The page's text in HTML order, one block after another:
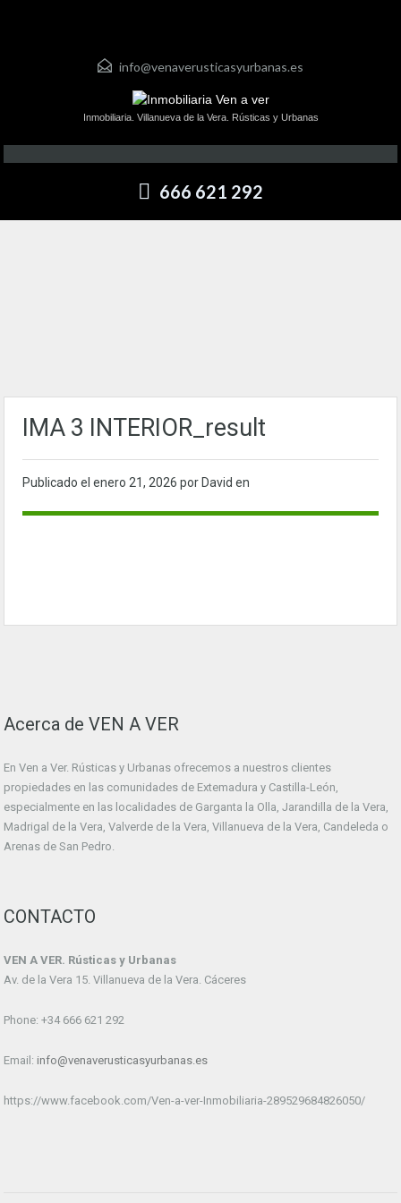
info@venaverusticasyurbanas.es
Inmobiliaria. Villanueva de la Vera. Rústicas y Urbanas
666 621 292
IMA 3 INTERIOR_result
Publicado el enero 21, 2026 por David en
Acerca de VEN A VER
En Ven a Ver. Rústicas y Urbanas ofrecemos a nuestros clientes
propiedades en las comunidades de Extemadura y Castilla-León,
especialmente en las localidades de Garganta la Olla, Jarandilla de la Vera,
Madrigal de la Vera, Valverde de la Vera, Villanueva de la Vera, Candeleda o
Arenas de San Pedro.
CONTACTO
VEN A VER. Rústicas y Urbanas
Av. de la Vera 15. Villanueva de la Vera. Cáceres
Phone: +34 666 621 292
Email: info@venaverusticasyurbanas.es
https://www.facebook.com/Ven-a-ver-Inmobiliaria-289529684826050/